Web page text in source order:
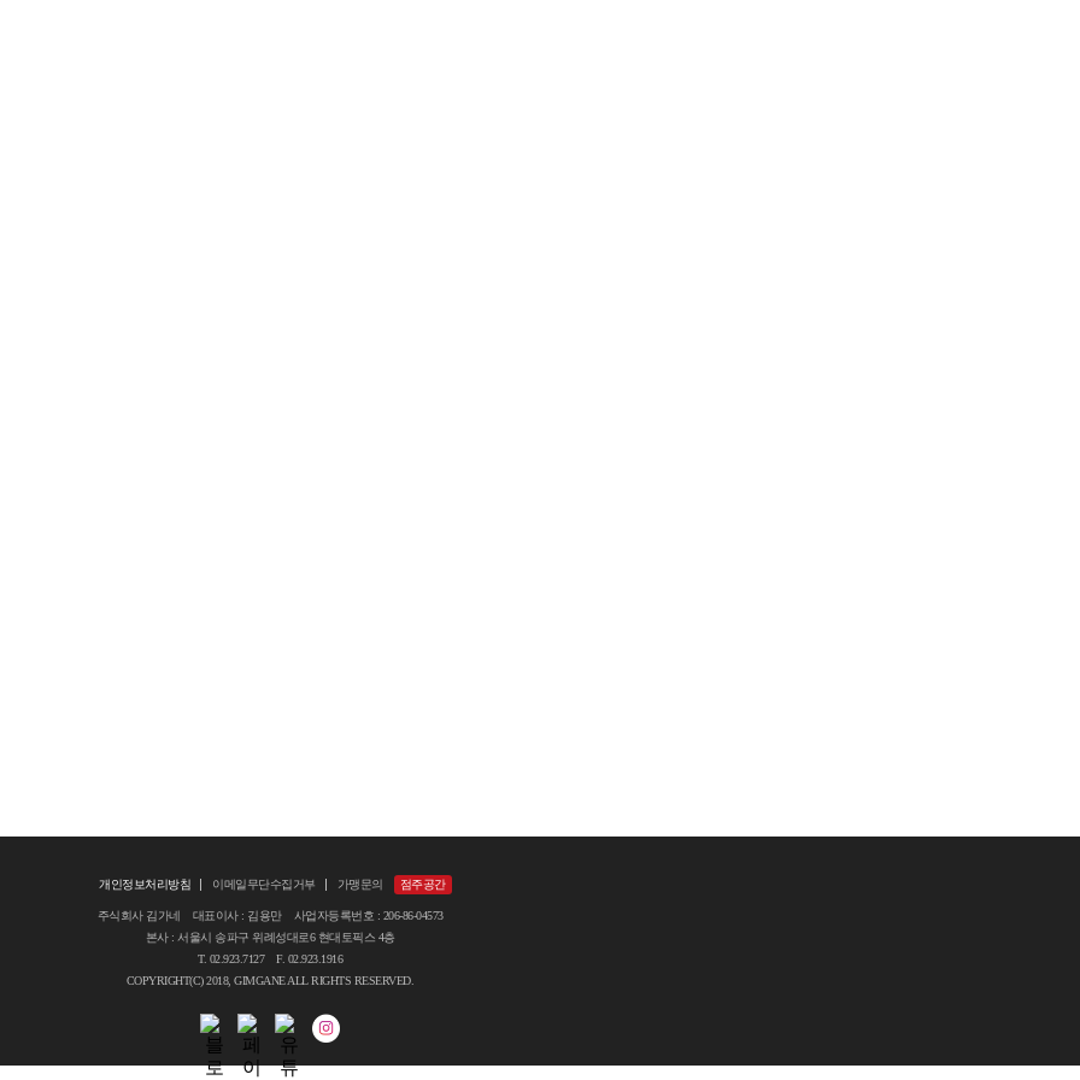
개인정보처리방침 이메일무단수집거부 가맹문의 점주공간
주식회사 김가네 대표이사 : 김용만 사업자등록번호 : 206-86-04573
본사 : 서울시 송파구 위례성대로6 현대토픽스 4층
T. 02.923.7127 F. 02.923.1916
COPYRIGHT(C) 2018, GIMGANE ALL RIGHTS RESERVED.